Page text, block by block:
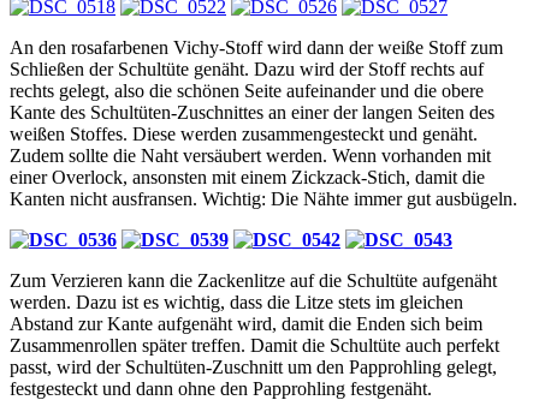
An den rosafarbenen Vichy-Stoff wird dann der weiße Stoff zum
Schließen der Schultüte genäht. Dazu wird der Stoff rechts auf
rechts gelegt, also die schönen Seite aufeinander und die obere
Kante des Schultüten-Zuschnittes an einer der langen Seiten des
weißen Stoffes. Diese werden zusammengesteckt und genäht.
Zudem sollte die Naht versäubert werden. Wenn vorhanden mit
einer Overlock, ansonsten mit einem Zickzack-Stich, damit die
Kanten nicht ausfransen. Wichtig: Die Nähte immer gut ausbügeln.
Zum Verzieren kann die Zackenlitze auf die Schultüte aufgenäht
werden. Dazu ist es wichtig, dass die Litze stets im gleichen
Abstand zur Kante aufgenäht wird, damit die Enden sich beim
Zusammenrollen später treffen. Damit die Schultüte auch perfekt
passt, wird der Schultüten-Zuschnitt um den Papprohling gelegt,
festgesteckt und dann ohne den Papprohling festgenäht.